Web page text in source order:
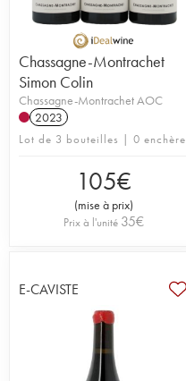
Chassagne-Montrachet
Simon Colin
Chassagne-Montrachet AOC
2023
Lot de 3 bouteilles | 0 enchère
105€
(mise à prix)
Prix à l'unité 35€
E-CAVISTE